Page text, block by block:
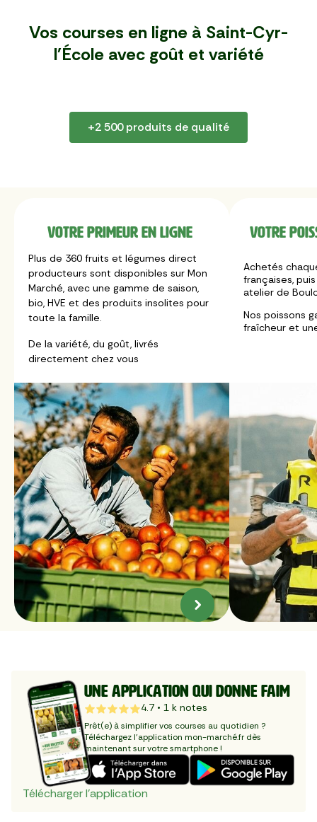
Vos courses en ligne à Saint-Cyr-
l'École avec goût et variété
+2 500 produits de qualité
Votre primeur en ligne
Plus de 360 fruits et légumes direct
producteurs sont disponibles sur Mon
Marché, avec une gamme de saison,
bio, HVE et des produits insolites pour
toute la famille.
De la variété, du goût, livrés
directement chez vous
Votre
Achetés
françaises,
atelier de
Nos poissons
fraîcheur et
UNE APPLICATION QUI DONNE FAIM
4.7 •1 k notes
Prêt(e) à simplifier vos courses au quotidien ?
Téléchargez l'application mon-marché.fr dès
maintenant sur votre smartphone !
Télécharger l’application